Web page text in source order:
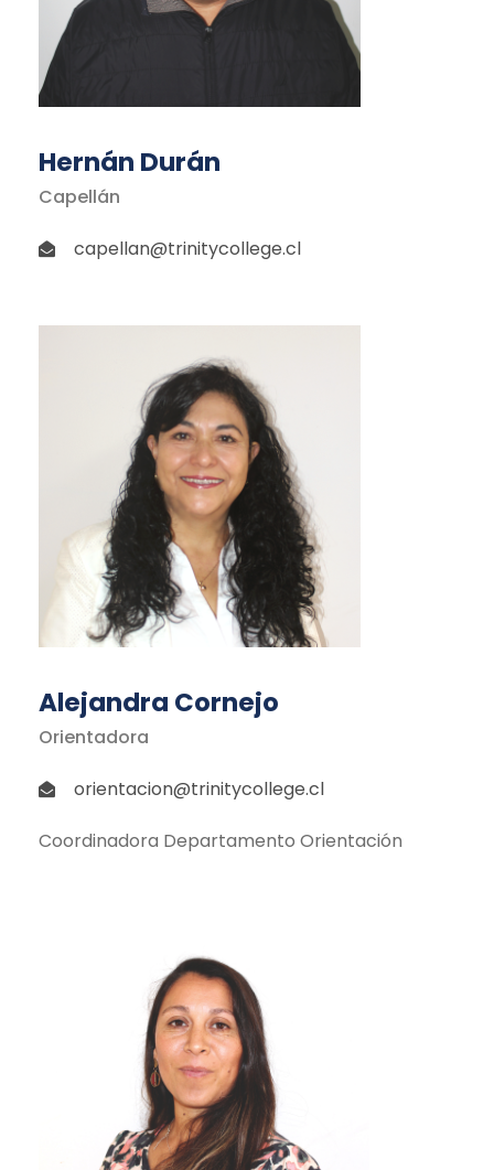
Hernán Durán
Capellán
capellan@trinitycollege.cl
Alejandra Cornejo
Orientadora
orientacion@trinitycollege.cl
Coordinadora Departamento Orientación